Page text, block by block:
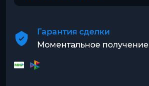
Гарантия сделки
Моментальное получение